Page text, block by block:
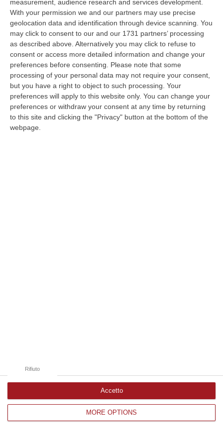
measurement, audience research and services development.
With your permission we and our partners may use precise
geolocation data and identification through device scanning. You
may click to consent to our and our 1731 partners’ processing
as described above. Alternatively you may click to refuse to
consent or access more detailed information and change your
preferences before consenting.
Please note that some
processing of your personal data may not require your consent,
but you have a right to object to such processing. Your
preferences will apply to this website only. You can change your
preferences or withdraw your consent at any time by returning
to this site and clicking the "Privacy" button at the bottom of the
webpage.
MORE OPTIONS
Rifiuto
Accetto
Cedir Di Reggio, L’appalto Da 4 Milioni E Il Controllo Occulto Di
Scirocco Dietro L’impresa. «L’ha Fatto Franco, Non L’ho Fatto Io»
“REGGIO CALABRIA Un appalto pubblico da oltre quattro milioni di euro
per ridurre i consumi energetici del Centro direzionale di Reggio Cala…
06 Agosto, 17:06
Sanità, Pd E Fp Cgil All’attacco: «Trionfalismi Fuori Luogo»
“LAMEZIA TERME “Ma di quale uscita dal commissariamento della sanità
calabrese stiamo parlando? La realtà dei fatti smentisce definitivament…
06 Agosto, 16:55
Corriere delle Calabria è una testata giornalistica di News&Com S.r.l